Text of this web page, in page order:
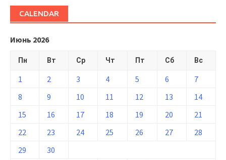
CALENDAR
Июнь 2026
Пн Вт Ср Чт Пт Сб Вс
1 2 3 4 5 6
7
8
9 10 11 12 13
14
15
16 17 18 19 20
21
22
23 24 25 26 27
28
29
30